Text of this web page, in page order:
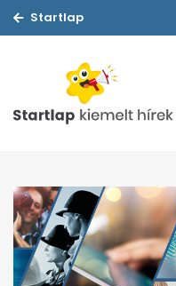
Startlap